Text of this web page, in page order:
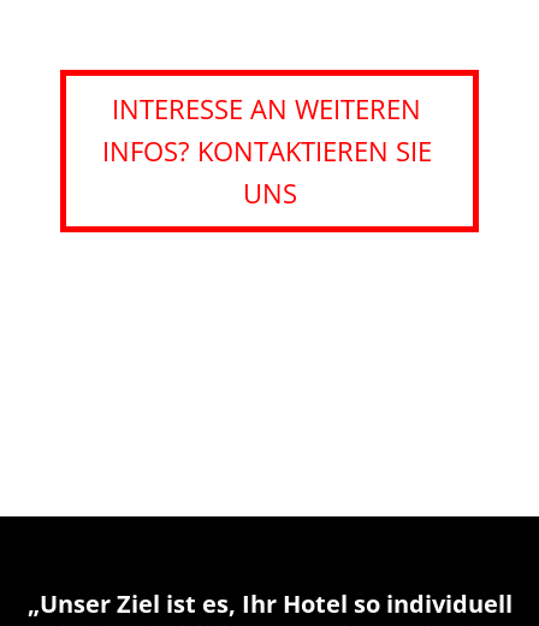
INTERESSE AN WEITEREN
INFOS? KONTAKTIEREN SIE
UNS
„Unser Ziel ist es, Ihr Hotel so individuell